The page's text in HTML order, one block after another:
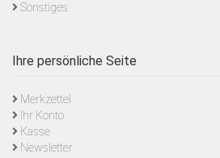
Sonstiges
Ihre persönliche Seite
Merkzettel
Ihr Konto
Kasse
Newsletter